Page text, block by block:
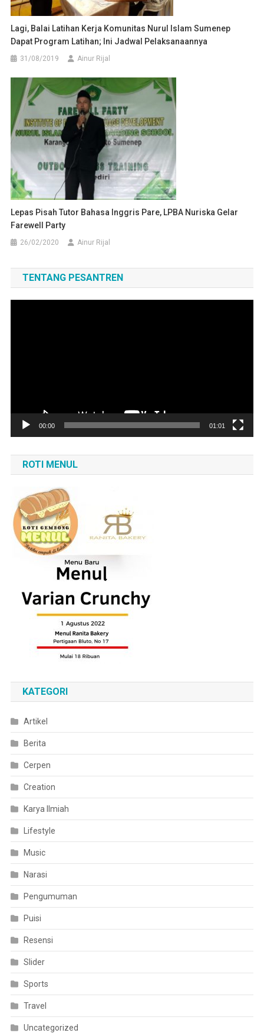
Lagi, Balai Latihan Kerja Komunitas Nurul Islam Sumenep
Dapat Program Latihan; Ini Jadwal Pelaksanaannya
31/08/2019 Ainur Rijal
Lepas Pisah Tutor Bahasa Inggris Pare, LPBA Nuriska Gelar
Farewell Party
26/02/2020 Ainur Rijal
TENTANG PESANTREN
00:00 01:01
ROTI MENUL
KATEGORI
Artikel
Berita
Cerpen
Creation
Karya Ilmiah
Lifestyle
Music
Narasi
Pengumuman
Puisi
Resensi
Slider
Sports
Travel
Uncategorized